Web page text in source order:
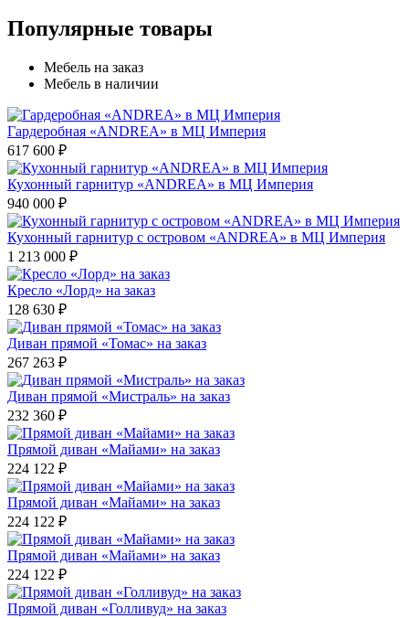
Популярные товары
Мебель на заказ
Мебель в наличии
Гардеробная «ANDREA» в МЦ Империя
617 600 ₽
Кухонный гарнитур «ANDREA» в МЦ Империя
940 000 ₽
Кухонный гарнитур с островом «ANDREA» в МЦ Империя
1 213 000 ₽
Кресло «Лорд» на заказ
128 630 ₽
Диван прямой «Томас» на заказ
267 263 ₽
Диван прямой «Мистраль» на заказ
232 360 ₽
Прямой диван «Майами» на заказ
224 122 ₽
Прямой диван «Майами» на заказ
224 122 ₽
Прямой диван «Майами» на заказ
224 122 ₽
Прямой диван «Голливуд» на заказ